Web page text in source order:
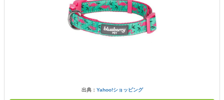
出典： Yahoo!ショッピング